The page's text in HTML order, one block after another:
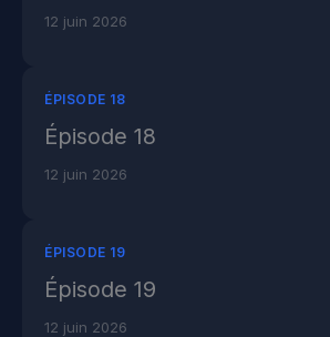
12 juin 2026
ÉPISODE 18
Épisode 18
12 juin 2026
ÉPISODE 19
Épisode 19
12 juin 2026